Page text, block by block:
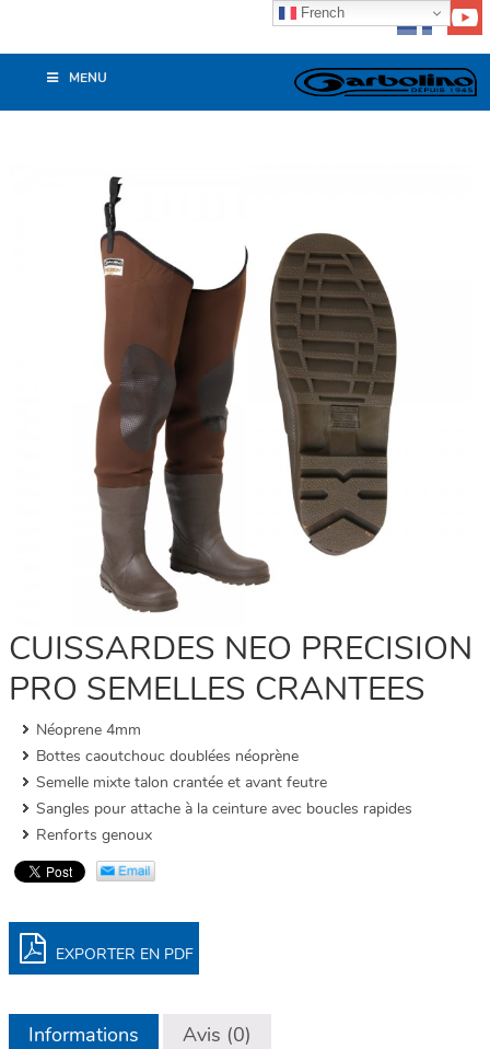
MENU
CUISSARDES NEO PRECISION
PRO SEMELLES CRANTEES
Néoprene 4mm
Bottes caoutchouc doublées néoprène
Semelle mixte talon crantée et avant feutre
Sangles pour attache à la ceinture avec boucles rapides
Renforts genoux
EXPORTER EN PDF
Informations Avis (0)
French